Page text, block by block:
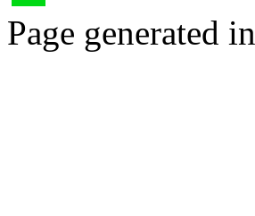
Page generated in